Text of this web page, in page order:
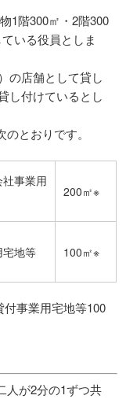
1階300㎡・2階300
いる役員としま
の店舗として貸し
し付けているとし
とおりです。
事業用
200㎡※
宅地等 100㎡※
事業用宅地等100
人が2分の1ずつ共